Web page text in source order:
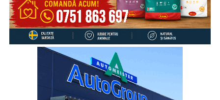
dată pe săptămână, 17% mai rar, iar 4% preferă să discute
despre aceste aspecte cu altcineva.
„Cu toate că înțeleg rațional motivele care i-au determinat
pe părinți să plece în străinătate, pentru a le putea asigura
un trai decent, copiii rămași cel mai adesea în grija rudelor
din țară resimt absența părinților zi de zi, mai ales atunci
când au probleme, simt nevoia să fie sfătuiți sau să fie